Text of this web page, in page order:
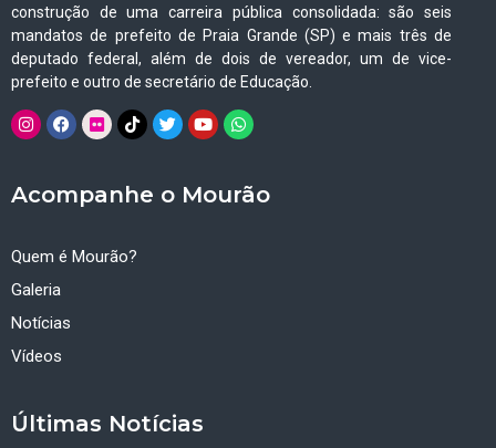
construção de uma carreira pública consolidada: são seis
mandatos de prefeito de Praia Grande (SP) e mais três de
deputado federal, além de dois de vereador, um de vice-
prefeito e outro de secretário de Educação.
Acompanhe o Mourão
Quem é Mourão?
Galeria
Notícias
Vídeos
Últimas Notícias